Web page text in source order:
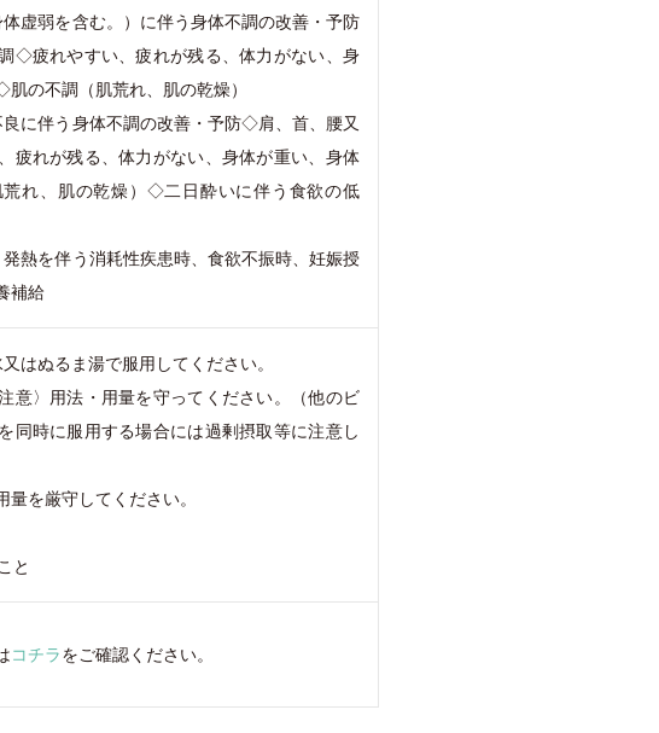
虚弱を含む。）に伴う身体不調の改善・予防
◇疲れやすい、疲れが残る、体力がない、身
の不調（肌荒れ、肌の乾燥）
に伴う身体不調の改善・予防◇肩、首、腰又
疲れが残る、体力がない、身体が重い、身体
れ、肌の乾燥）◇二日酔いに伴う食欲の低
熱を伴う消耗性疾患時、食欲不振時、妊娠授
補給
はぬるま湯で服用してください。
意〉用法・用量を守ってください。（他のビ
同時に服用する場合には過剰摂取等に注意し
量を厳守してください。
と
コチラをご確認ください。